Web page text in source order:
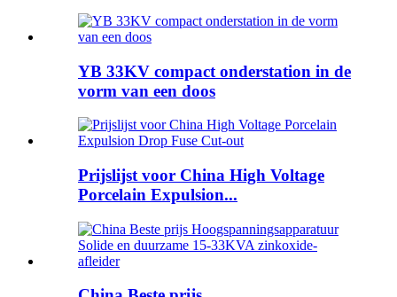
YB 33KV compact onderstation in de
vorm van een doos
Prijslijst voor China High Voltage
Porcelain Expulsion...